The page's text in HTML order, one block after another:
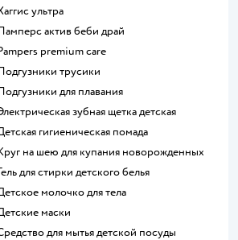
хаггис ультра
памперс актив беби драй
pampers premium care
подгузники трусики
подгузники для плавания
электрическая зубная щетка детская
детская гигиеническая помада
круг на шею для купания новорожденных
гель для стирки детского белья
детское молочко для тела
детские маски
средство для мытья детской посуды